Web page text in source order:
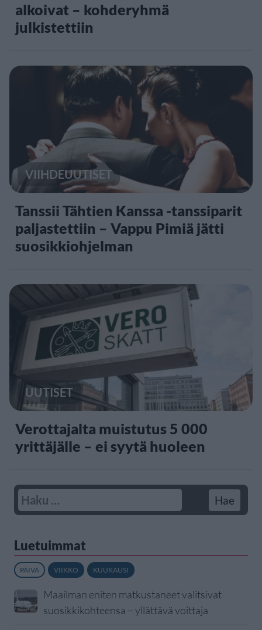
alkoivat – kohderyhmä
julkistettiin
VIIHDEUUTISET
Tanssii Tähtien Kanssa -tanssiparit
paljastettiin – Vappu Pimiä jätti
suosikkiohjelman
UUTISET
Verottajalta muistutus 5 000
yrittäjälle – ei syytä huoleen
Luetuimmat
PÄIVÄ VIIKKO KUUKAUSI
Maailman eniten matkustaneet valitsivat
suosikkikohteensa – yllättävä voittaja